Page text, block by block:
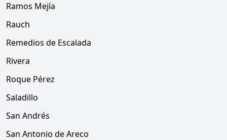
Ramos Mejía
Rauch
Remedios de Escalada
Rivera
Roque Pérez
Saladillo
San Andrés
San Antonio de Areco